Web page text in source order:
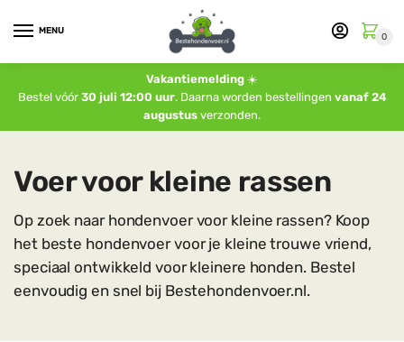
MENU
0
Vakantiemelding ☀️
Bestel vóór 30 juli 12:00 uur. Daarna worden bestellingen vanaf 24
augustus verzonden.
Voer voor kleine rassen
Op zoek naar hondenvoer voor kleine rassen? Koop
het beste hondenvoer voor je kleine trouwe vriend,
speciaal ontwikkeld voor kleinere honden. Bestel
eenvoudig en snel bij Bestehondenvoer.nl.